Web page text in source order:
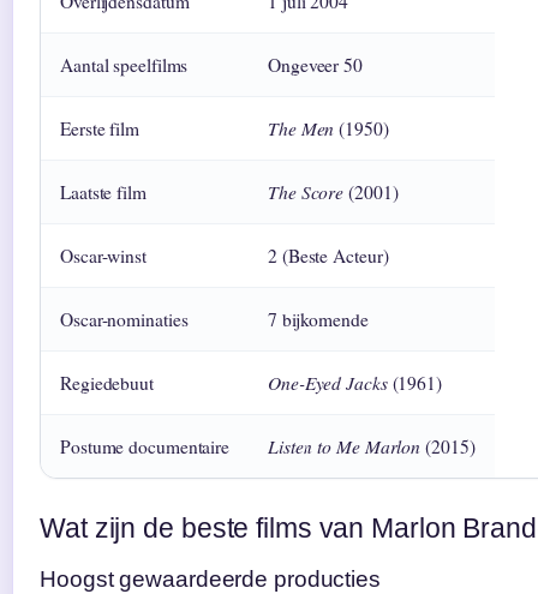
Aantal speelfilms Ongeveer 50
Eerste film The Men (1950)
Laatste film The Score (2001)
Oscar-winst 2 (Beste Acteur)
Oscar-nominaties 7 bijkomende
Regiedebuut One-Eyed Jacks(1961)
Postume documentaire Listen to Me Marlon (2015)
Wat zijn de beste films van Marlon
Hoogst gewaardeerde producties